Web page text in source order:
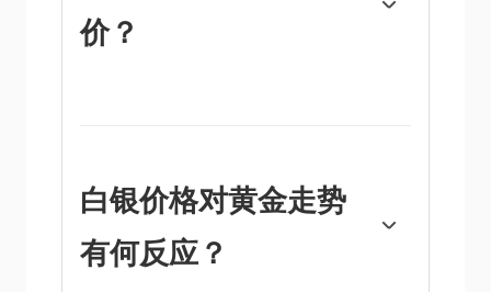
（XAG/USD）定价的。美元走强往往会抑制
银价上涨，而美元走弱则可能会推高银价。其
价？
国、中国和印度经济的动态也可能导致价格波
动：对于美国，尤其是中国，它们的大型工业
部门在各种工艺中使用白银；在印度，消费者
对黄金珠宝的需求也在决定金价方面发挥了关
白银价格对黄金走势
有何反应？